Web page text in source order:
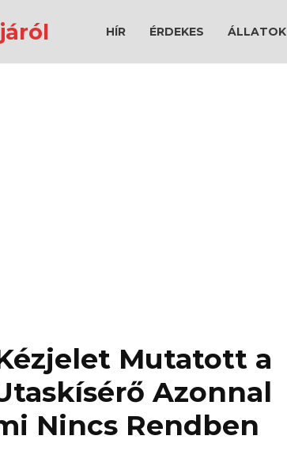
HÍR ÉRDEKES ÁLLATOK
Mutatott a
Azonnal
Nincs Rendben